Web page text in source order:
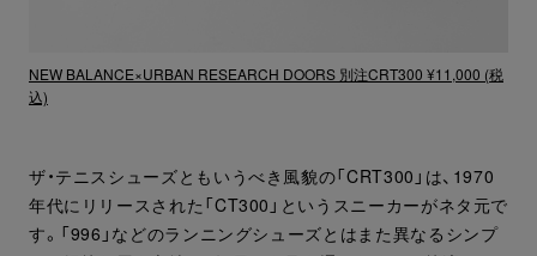
NEW BALANCE×URBAN RESEARCH DOORS 別注CRT300 ¥11,000 (税
込)
ザ・テニスシューズともいうべき風貌の「CRT300」は、1970
年代にリリースされた「CT300」というスニーカーがネタ元で
す。「996」などのランニングシューズとはまた異なるシンプ